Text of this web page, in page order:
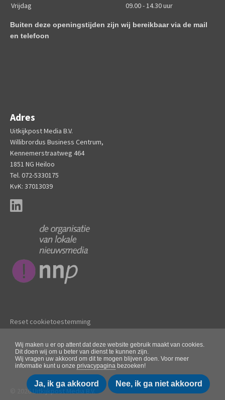
Wij maken u er op attent dat deze website gebruik maakt van cookies.
Dit doen wij om u beter van dienst te kunnen zijn.
Wij vragen uw akkoord om dit te mogen blijven doen. Voor meer
informatie kunt u onze privacypagina bezoeken!
Ja, ik ga akkoord Nee, ik ga niet akkoord
Vrijdag
09.00 - 14.30 uur
Buiten deze openingstijden zijn wij bereikbaar via de mail
en telefoon
Adres
Uitkijkpost Media B.V.
Willibrordus Business Centrum,
Kennemerstraatweg 464
1851 NG Heiloo
Tel. 072-5330175
KvK: 37013039
Reset cookietoestemming
© 2026 Uitkijkpost Media B.V.